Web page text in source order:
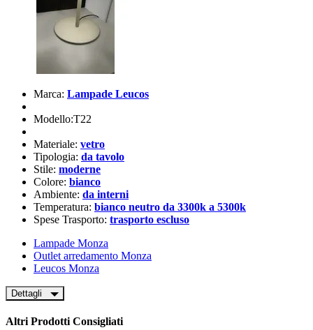
Marca: Lampade Leucos
Modello:T22
Materiale: vetro
Tipologia: da tavolo
Stile: moderne
Colore: bianco
Ambiente: da interni
Temperatura: bianco neutro da 3300k a 5300k
Spese Trasporto: trasporto escluso
Lampade Monza
Outlet arredamento Monza
Leucos Monza
Dettagli
Altri Prodotti Consigliati